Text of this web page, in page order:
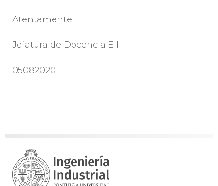
Atentamente,
Jefatura de Docencia EII
05082020